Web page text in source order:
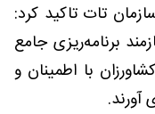
تات تاکید کرد:
برنامه‌ریزی جامع
با اطمینان و
آورند.